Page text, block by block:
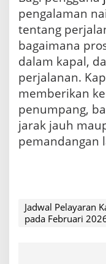
pengalaman
tentang
bagaimana
dalam kapal,
perjalanan.
memberikan
penumpang,
jarak jauh
pemandangan
Jadwal Pelayaran
pada Februari